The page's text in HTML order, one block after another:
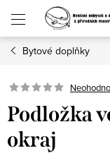
obsah
Bytové doplňky
Podložka
okraj